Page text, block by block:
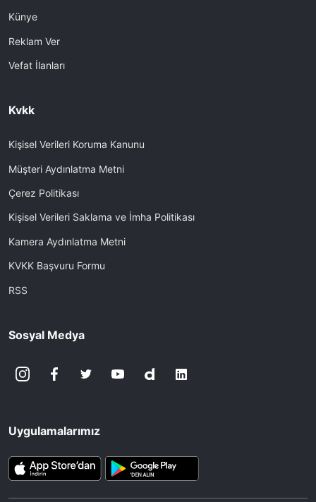
Künye
Reklam Ver
Vefat İlanları
Kvkk
Kişisel Verileri Koruma Kanunu
Müşteri Aydınlatma Metni
Çerez Politikası
Kişisel Verileri Saklama ve İmha Politikası
Kamera Aydınlatma Metni
KVKK Başvuru Formu
RSS
Sosyal Medya
Uygulamalarımız